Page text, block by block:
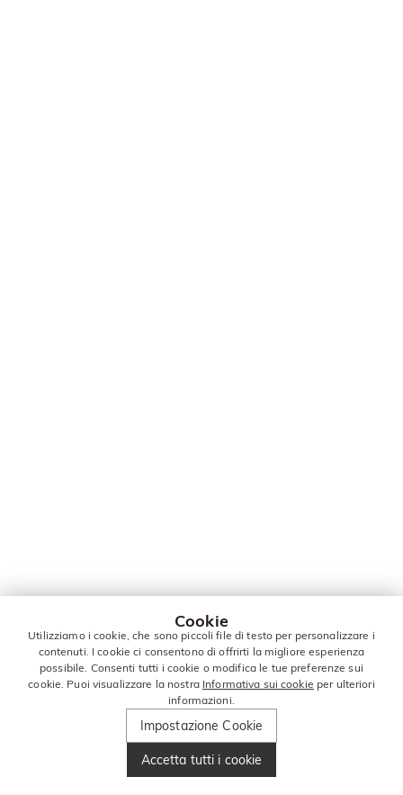
Cookie
Utilizziamo i cookie, che sono piccoli file di testo per personalizzare i
contenuti. I cookie ci consentono di offrirti la migliore esperienza
possibile. Consenti tutti i cookie o modifica le tue preferenze sui
cookie. Puoi visualizzare la nostra Informativa sui cookie per ulteriori
informazioni.
Impostazione Cookie
Accetta tutti i cookie